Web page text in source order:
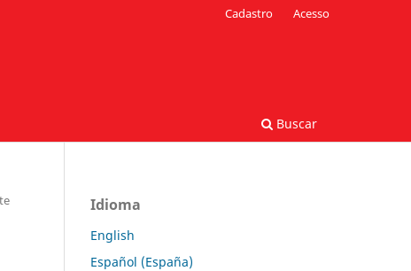
Buscar
Cadastro Acesso
Idioma
English
Español (España)